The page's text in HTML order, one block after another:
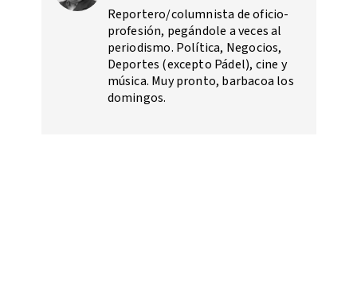
Reportero/columnista de oficio-
profesión, pegándole a veces al
periodismo. Política, Negocios,
Deportes (excepto Pádel), cine y
música. Muy pronto, barbacoa los
domingos.